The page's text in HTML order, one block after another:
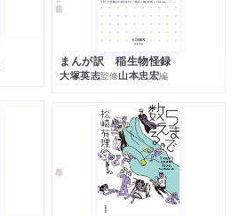
まんが訳 稲生物怪録
大塚英志監修山本忠宏編